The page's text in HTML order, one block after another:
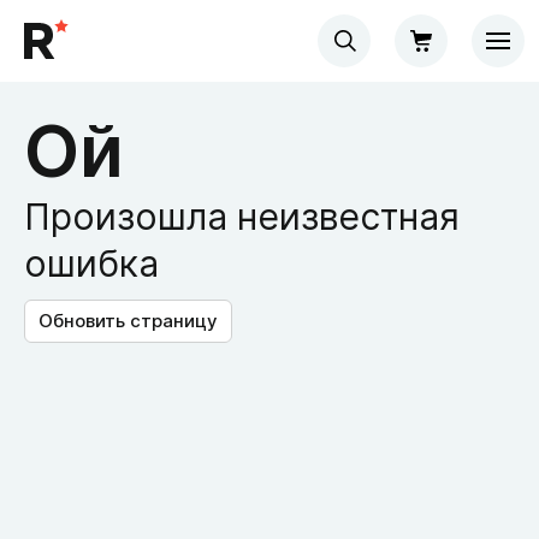
Ой
Произошла неизвестная
ошибка
Обновить страницу